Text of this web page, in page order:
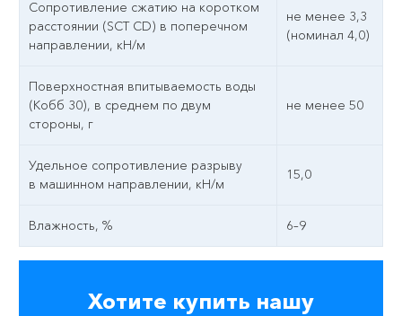
Сопротивление сжатию на коротком
расстоянии (SCT CD) в поперечном
направлении, кН/м
не менее 3,3
(номинал 4,0)
Поверхностная впитываемость воды
(Кобб 30), в среднем по двум
стороны, г
не менее 50
Удельное сопротивление разрыву
в машинном направлении, кН/м
15,0
Влажность, % 6–9
Хотите купить нашу